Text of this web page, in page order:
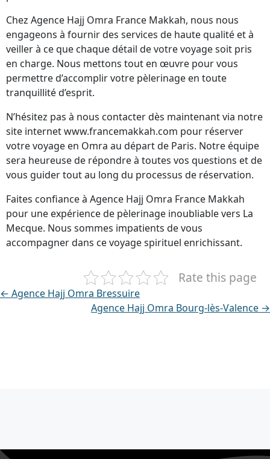
Chez Agence Hajj Omra France Makkah, nous nous
engageons à fournir des services de haute qualité et à
veiller à ce que chaque détail de votre voyage soit pris
en charge. Nous mettons tout en œuvre pour vous
permettre d’accomplir votre pèlerinage en toute
tranquillité d’esprit.
N’hésitez pas à nous contacter dès maintenant via notre
site internet www.francemakkah.com pour réserver
votre voyage en Omra au départ de Paris. Notre équipe
sera heureuse de répondre à toutes vos questions et de
vous guider tout au long du processus de réservation.
Faites confiance à Agence Hajj Omra France Makkah
pour une expérience de pèlerinage inoubliable vers La
Mecque. Nous sommes impatients de vous
accompagner dans ce voyage spirituel enrichissant.
Rate this page
← Agence Hajj Omra Bressuire
Agence Hajj Omra Bourg-lès-Valence →